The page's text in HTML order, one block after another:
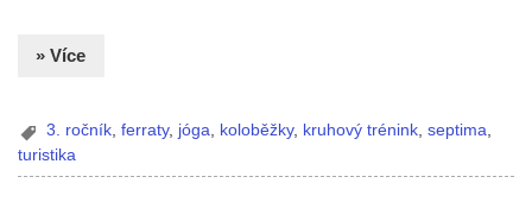
» Více
3. ročník,ferraty, jóga, koloběžky, kruhový trénink,septima,
turistika